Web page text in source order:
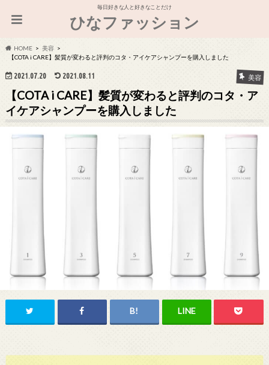
毎日好きな人と好きなことだけ
ひなファッション
HOME
美容
【COTA i CARE】髪質が変わると評判のコタ・アイケアシャンプーを購入しました
2021.07.20 2021.08.11 美容
【COTA i CARE】髪質が変わると評判のコタ・ア
イケアシャンプーを購入しました